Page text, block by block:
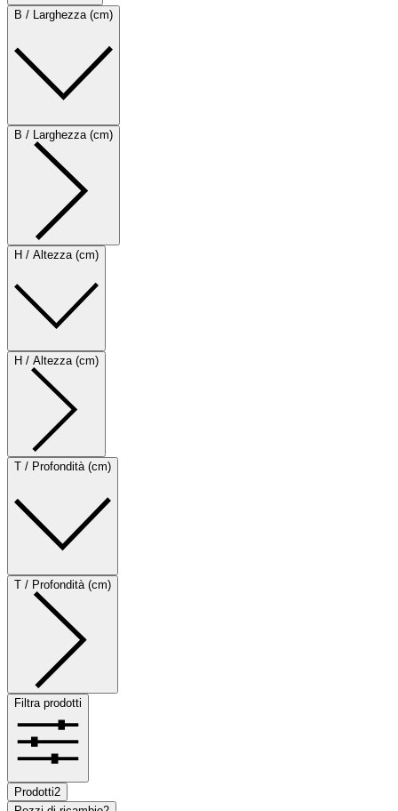
B / Larghezza (cm)
B / Larghezza (cm)
H / Altezza (cm)
H / Altezza (cm)
T / Profondità (cm)
T / Profondità (cm)
Filtra prodotti
Prodotti2